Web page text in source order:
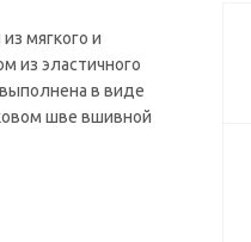
мягкого и
из эластичного
в виде
шве вшивной